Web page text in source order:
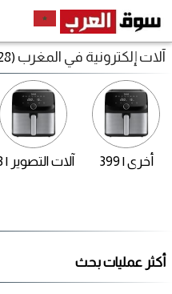
آلات إلكترونية في المغرب (428 إعلان)
أخرى | 399 آلات التصوير | 13
أكثر عمليات بحث